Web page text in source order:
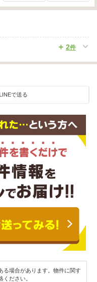
2件
LINEで送る
る場合があります。物件に関す
ださい。